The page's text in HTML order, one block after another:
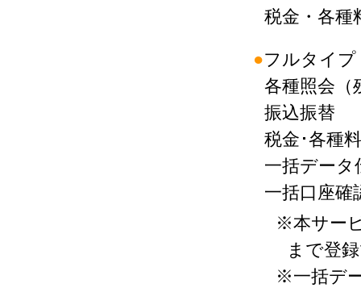
税金・各種
●フルタイプ
各種照会（
振込振替
税金･各種
一括データ
一括口座確
※本サー
まで登
※一括デ